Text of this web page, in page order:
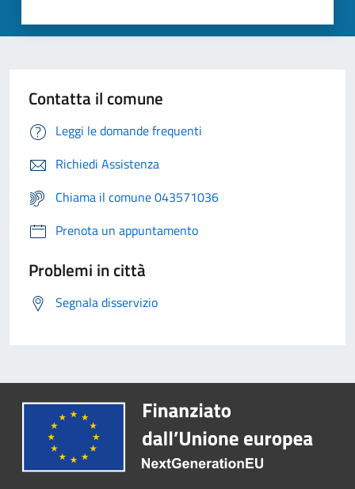
Contatta il comune
Leggi le domande frequenti
Richiedi Assistenza
Chiama il comune 043571036
Prenota un appuntamento
Problemi in città
Segnala disservizio